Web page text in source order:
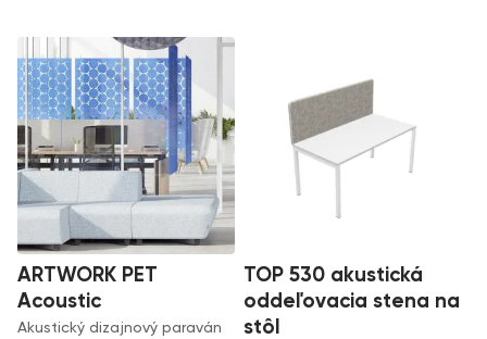
ARTWORK PET
Acoustic
Akustický dizajnový paraván
TOP 530 akustická
oddeľovacia stena na
stôl